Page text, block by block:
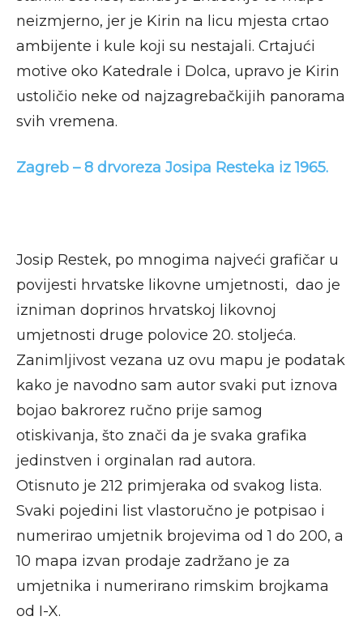
neizmjerno, jer je Kirin na licu mjesta crtao
ambijente i kule koji su nestajali. Crtajući
motive oko Katedrale i Dolca, upravo je Kirin
ustoličio neke od najzagrebačkijih panorama
svih vremena.
Zagreb – 8 drvoreza Josipa Resteka iz 1965.
Josip Restek, po mnogima najveći grafičar u
povijesti hrvatske likovne umjetnosti, dao je
izniman doprinos hrvatskoj likovnoj
umjetnosti druge polovice 20. stoljeća.
Zanimljivost vezana uz ovu mapu je podatak
kako je navodno sam autor svaki put iznova
bojao bakrorez ručno prije samog
otiskivanja, što znači da je svaka grafika
jedinstven i orginalan rad autora.
Otisnuto je 212 primjeraka od svakog lista.
Svaki pojedini list vlastoručno je potpisao i
numerirao umjetnik brojevima od 1 do 200, a
10 mapa izvan prodaje zadržano je za
umjetnika i numerirano rimskim brojkama
od I-X.